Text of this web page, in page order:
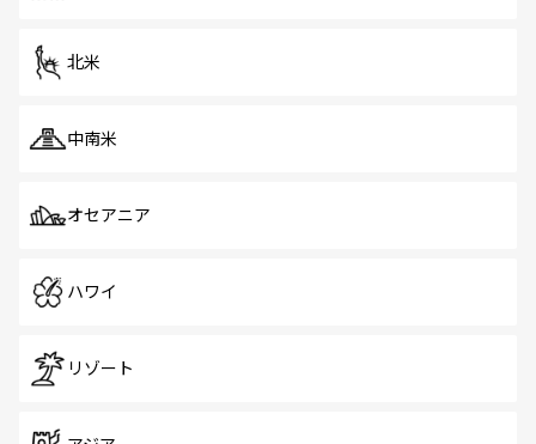
北米
中南米
オセアニア
ハワイ
リゾート